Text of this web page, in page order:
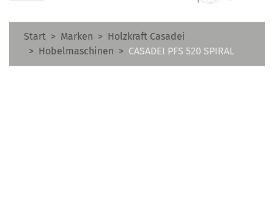
Start Marken
Holzkraft Casadei
Hobelmaschinen
CASADEI PFS 520 SPIRAL